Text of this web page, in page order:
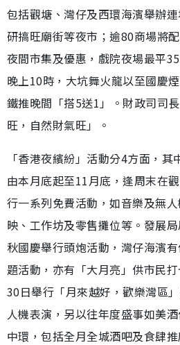
包括觀塘、灣仔及西環海濱舉辦
研搞旺廟街等夜市；逾80商場將
夜間市集及優惠，戲院夜場最平
晚上10時，大坑舞火龍以至國慶
鐵推晚間「搭5送1」。財政司司
旺，自然財氣旺」。
「香港夜繽紛」活動分4方面，其
由本月底起至11月底，逢周末在
行一系列免費活動，如音樂及無
映、工作坊及零售攤位等。發展
秋國慶舉行頭炮活動，灣仔海濱
題活動，亦有「大月亮」供市民
30日舉行「月來越好，歡樂灣區
人機表演，另以往年度盛事如美
中環，包括全月全城酒吧及食肆